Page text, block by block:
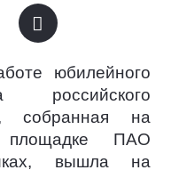
юбилейного
российского
собранная на
площадке ПАО
вышла на